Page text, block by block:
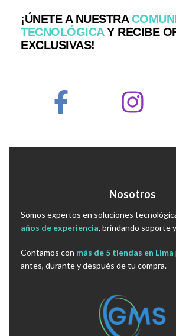
¡ÚNETE A NUESTRA
TECNOLÓGICAY RECIBE
EXCLUSIVAS!
Nosotros
Somos expertos en soluciones
años de experiencia, brindando soporte
Contamos con más de 5 tiendas en Lima
antes, durante y después de tu compra.